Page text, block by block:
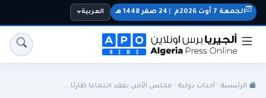
الجمعة 7 أوت 2026م 24 صفر 1448 هـ العربية
الرئيسية أحداث دولية مجلس الأمن يعقد اجتماعا طارئا...